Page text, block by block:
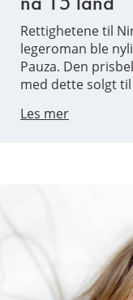
Rettighetene til
legeroman ble
Pauza. Den
med dette solgt
Les mer